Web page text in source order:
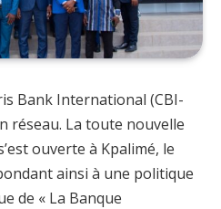
Bank International (CBI-
réseau. La toute nouvelle
ouverte à Kpalimé, le
ainsi à une politique
de « La Banque